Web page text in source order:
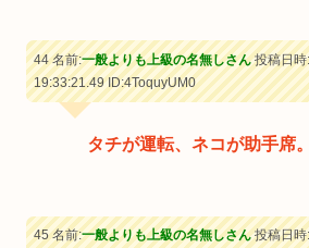
44 名前:一般よりも上級の名無しさん投稿日時
19:33:21.49ID:4ToquyUM0
タチが運転、ネコが助手席。
45 名前:一般よりも上級の名無しさん投稿日時